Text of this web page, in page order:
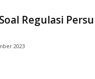
Regulasi
2023